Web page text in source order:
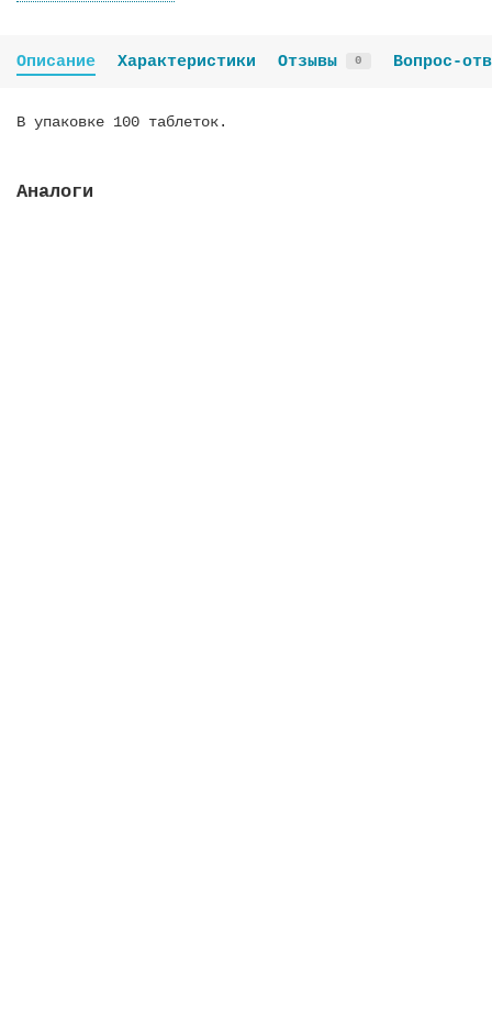
Описание Характеристики Отзывы 0 Вопрос-
В упаковке 100 таблеток.
Аналоги